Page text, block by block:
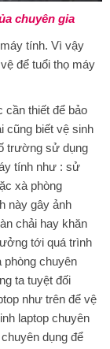
chuyên gia
tính. Vì vậy
để tuổi thọ máy
cần thiết để bảo
cũng biết vệ sinh
trường sử dụng
tính như : sử
xà phòng
này gây ảnh
chải hay khăn
tới quá trình
phòng chuyên
ta tuyệt đối
như trên để vệ
laptop chuyên
dụng để